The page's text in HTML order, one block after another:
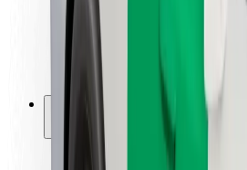
Ασφάλεια οδηγών
Ασφάλεια σκούτερ
Εργαστήριο ασφάλειας
Τοποθεσίες